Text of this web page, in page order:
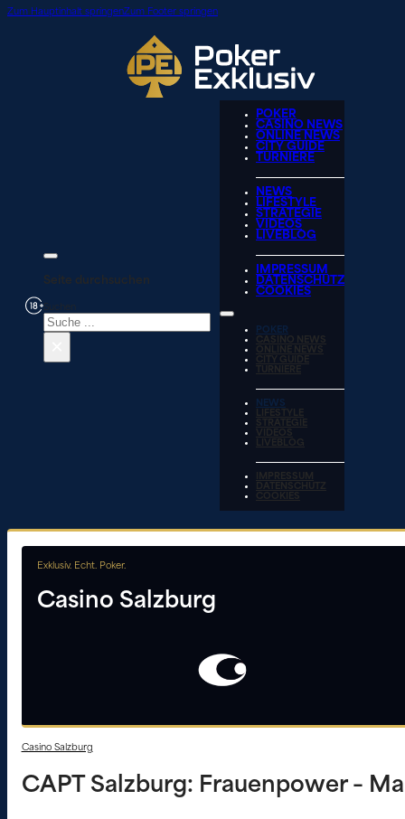
Zum Hauptinhalt springenZum Footer springen
Seite durchsuchen
POKER
CASINO NEWS
ONLINE NEWS
CITY GUIDE
TURNIERE
NEWS
LIFESTYLE
STRATEGIE
VIDEOS
LIVEBLOG
IMPRESSUM
DATENSCHUTZ
COOKIES
POKER
CASINO NEWS
ONLINE NEWS
CITY GUIDE
TURNIERE
NEWS
LIFESTYLE
STRATEGIE
VIDEOS
LIVEBLOG
IMPRESSUM
DATENSCHUTZ
COOKIES
Exklusiv. Echt. Poker.
Casino Salzburg
Casino Salzburg
CAPT Salzburg: Frauenpower –